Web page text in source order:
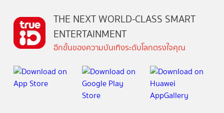
THE NEXT WORLD-CLASS SMART
ENTERTAINMENT
อีกขั้นของความบันเทิงระดับโลกตรงใจคุณ